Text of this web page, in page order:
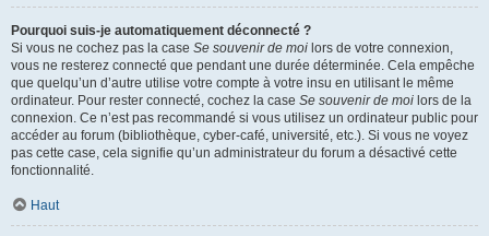
Pourquoi suis-je automatiquement déconnecté ?
Si vous ne cochez pas la case Se souvenir de moi lors de votre connexion,
vous ne resterez connecté que pendant une durée déterminée. Cela empêche
que quelqu’un d’autre utilise votre compte à votre insu en utilisant le même
ordinateur. Pour rester connecté, cochez la case Se souvenir de moi lors de la
connexion. Ce n’est pas recommandé si vous utilisez un ordinateur public pour
accéder au forum (bibliothèque, cyber-café, université, etc.). Si vous ne voyez
pas cette case, cela signifie qu’un administrateur du forum a désactivé cette
fonctionnalité.
Haut